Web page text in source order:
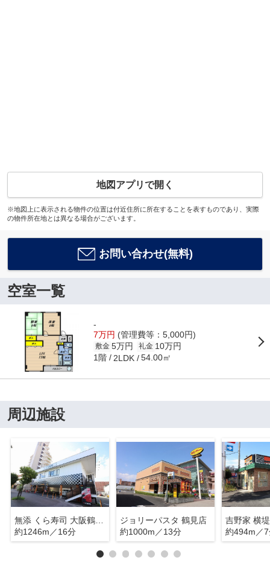
地図アプリで開く
※地図上に表示される物件の位置は付近住所に所在することを表すものであり、実際
の物件所在地とは異なる場合がございます。
お問い合わせ(無料)
空室一覧
-
7万円 (管理費等：5,000円)
敷金 5万円 礼金 10万円
1階 2LDK 54.00㎡
周辺施設
無添 くら寿司 大阪鶴見店
約1246m／16分
ジョリーパスタ 鶴見店
約1000m／13分
吉野家 横
約494m／